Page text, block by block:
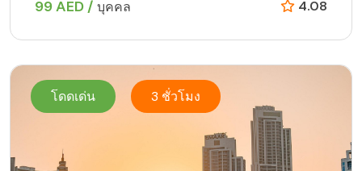
99 AED / บุคคล 4.08
โดดเด่น 3 ชั่วโมง